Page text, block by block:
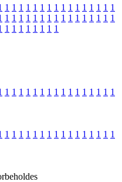
1 1 1 1 1 1 1 1 1 1 1 1 1 1 1 1
1 1 1 1 1 1 1 1 1 1 1 1 1 1 1 1
1 1 1 1 1 1 1 1
1 1 1 1 1 1 1 1 1 1 1 1 1 1 1 1
1 1 1 1 1 1 1 1 1 1 1 1 1 1 1 1